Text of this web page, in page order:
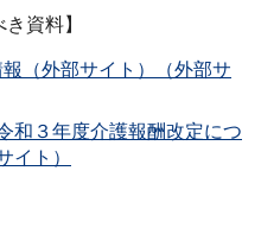
資料】
（外部サイト）（外部サ
和３年度介護報酬改定につ
イト）